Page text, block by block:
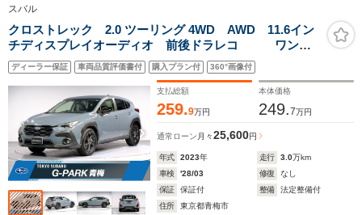
スバル
クロストレック 2.0 ツーリング 4WD AWD 11.6イン
チディスプレイオーディオ 前後ドラレコ ワンオ
ーナー
ディーラー保証 車両品質評価書付 購入プラン付 360°画像付
支払総額
259.9万円
本体価格
249.7万円
通常ローン 月々25,600円
年式 2023年 走行 3.0万km
車検
'28/03 修復
なし
保証
保証付 整備
法定整備付
住所
東京都青梅市